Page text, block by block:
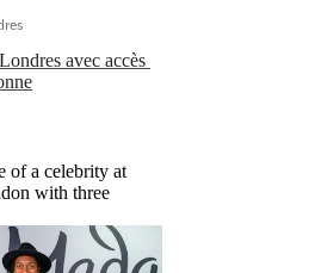
avec accès
of a celebrity at
with three